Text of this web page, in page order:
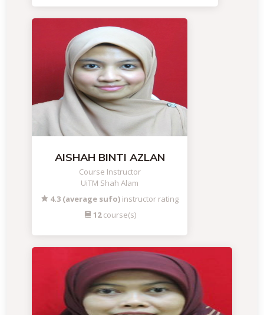
AISHAH BINTI AZLAN
Course Instructor
UiTM Shah Alam
4.3 (average sufo) instructor rating
12course(s)